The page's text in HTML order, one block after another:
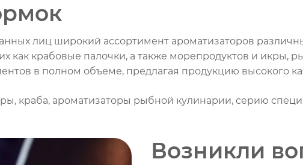
лиц широкий ассортимент ароматизаторов
как крабовые палочки, а также морепродуктов и икры,
в полном объеме, предлагая продукцию высокого
краба, ароматизаторы рыбной кулинарии, серию
Возникли